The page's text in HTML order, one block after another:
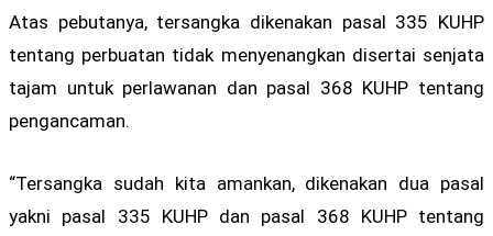
Atas pebutanya, tersangka dikenakan pasal 335 KUHP
tentang perbuatan tidak menyenangkan disertai senjata
tajam untuk perlawanan dan pasal 368 KUHP tentang
pengancaman.
“Tersangka sudah kita amankan, dikenakan dua pasal
yakni pasal 335 KUHP dan pasal 368 KUHP tentang